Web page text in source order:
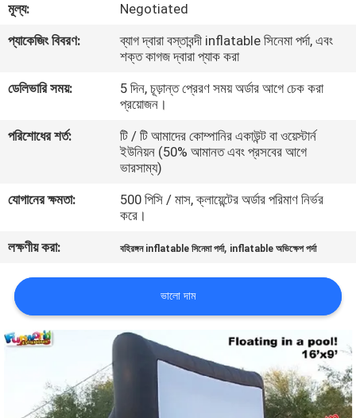
ভ্রমণ
নিয়ন্ত্রণ
COMPANY
ম্যাপ
PRIVACY
POLICY
মূল্য:
Negotiated
প্যাকেজিং বিবরণ:
ব্যাগ দ্বারা বস্তাবন্দী inflatable সিনেমা পর্দা, এবং
শক্ত কাগজ দ্বারা প্যাক করা
ডেলিভারি সময়:
5 দিন, চূড়ান্ত প্রেরণ সময় অর্ডার আগে চেক করা
প্রয়োজন।
পরিশোধের শর্ত:
টি / টি আমাদের কোম্পানির একাউন্ট বা ওয়েস্টার্ন
ইউনিয়ন (50% আমানত এবং প্রসবের আগে
ভারসাম্য)
যোগানের ক্ষমতা:
500 পিসি / মাস, ক্লায়েন্টের অর্ডার পরিমাণ নির্ভর
করে।
লক্ষণীয় করা:
বহিরঙ্গন inflatable সিনেমা পর্দা, inflatable অভিক্ষেপ পর্দা
ভালো দাম